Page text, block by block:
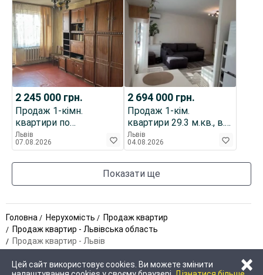
2 245 000 грн.
Продаж 1-кімн.
квартири по
вул.Кавалерідзе,
Сихівський р-н
Львів
07.08.2026
2 694 000 грн.
Продаж 1-кім.
квартири 29.3 м.кв., в.
Сосюри
Львів
04.08.2026
Показати ще
Головна Нерухомість
Продаж квартир
Продаж квартир - Львівська область
Продаж квартир - Львів
Цей сайт використовує cookies. Ви можете змінити
×